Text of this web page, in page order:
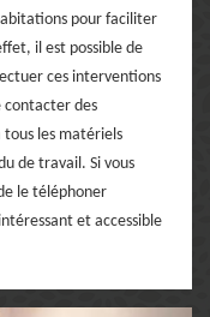
pour faciliter
il est possible de
ces interventions
contacter des
tous les matériels
de travail. Si vous
le téléphoner
et accessible